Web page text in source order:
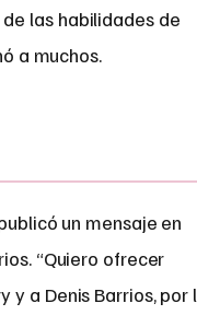
las habilidades de
a muchos.
un mensaje en
“Quiero ofrecer
y a Denis Barrios, por